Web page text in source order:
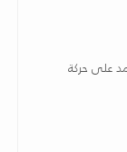
على حركة